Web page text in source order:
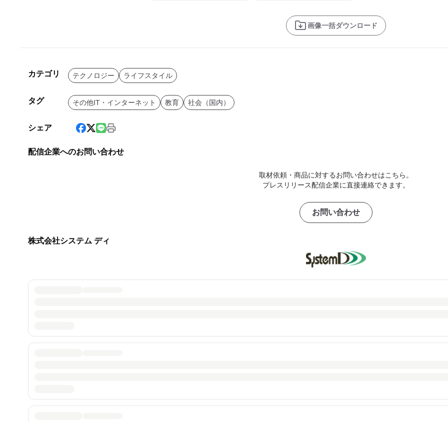
画像一括ダウンロード
カテゴリ テクノロジー ライフスタイル
タグ その他IT・インターネット 教育 社会（国内）
シェア
配信企業へのお問い合わせ
取材依頼・商品に対するお問い合わせはこちら。
プレスリリース配信企業に直接連絡できます。
お問い合わせ
株式会社システム ディ